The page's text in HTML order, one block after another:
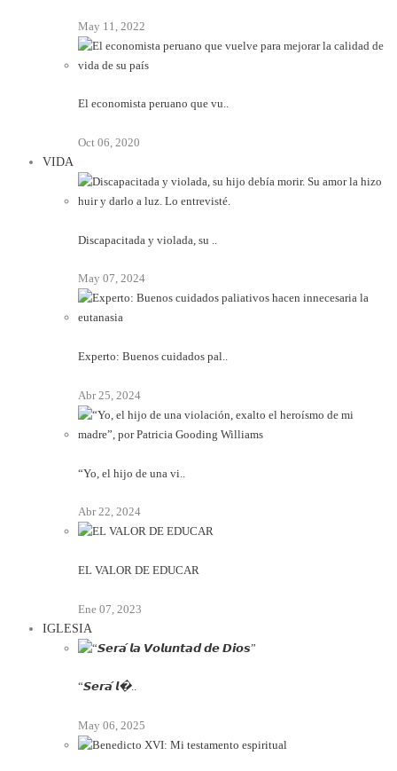
May 11, 2022
El economista peruano que vu..
Oct 06, 2020
VIDA
Discapacitada y violada, su ..
May 07, 2024
Experto: Buenos cuidados pal..
Abr 25, 2024
“Yo, el hijo de una vi..
Abr 22, 2024
EL VALOR DE EDUCAR
Ene 07, 2023
IGLESIA
“𝙎𝙚𝙧𝙖́ 𝙡�..
May 06, 2025